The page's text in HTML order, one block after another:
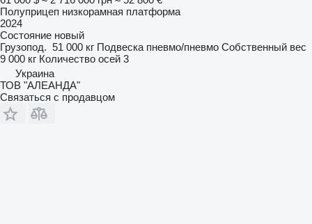
Полуприцеп низкорамная платформа
2024
Состояние новый
Грузопод. 51 000 кг Подвеска пневмо/пневмо Собственный вес
9 000 кг Количество осей 3
Украина
ТОВ "АЛЕАНДА"
Связаться с продавцом